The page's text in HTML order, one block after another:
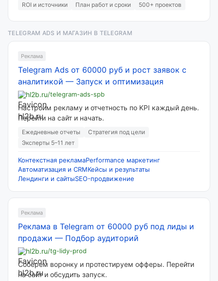
ROI и источники План работ и сроки 500+ проектов
TELEGRAM ADS И МАГАЗИН В TELEGRAM
Реклама
Telegram Ads от 60000 руб и рост заявок с
аналитикой — Запуск и оптимизация
hl2b.ru/telegram-ads-spb
Настроим рекламу и отчетность по KPI каждый день.
Перейти на сайт и начать.
Ежедневные отчеты
Стратегия под цели
Эксперты 5–11 лет
Контекстная рекламаPerformance маркетинг
Автоматизация и CRMКейсы и результаты
Лендинги и сайтыSEO-продвижение
Реклама
Реклама в Telegram от 60000 руб под лиды и
продажи — Подбор аудиторий
hl2b.ru/tg-lidy-prod
Соберем воронку и протестируем офферы. Перейти
на сайт и обсудить запуск.